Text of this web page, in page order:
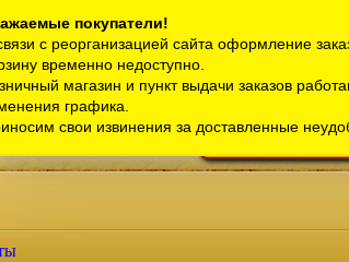
Телефон
Телефон
Работаем
покупатели!
с реорганизацией сайта оформление
временно недоступно.
магазин и пункт выдачи заказов
графика.
свои извинения за доставленные